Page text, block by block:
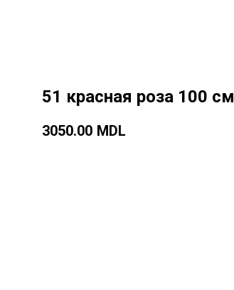
51 красная роза 100 см
3050.00 MDL